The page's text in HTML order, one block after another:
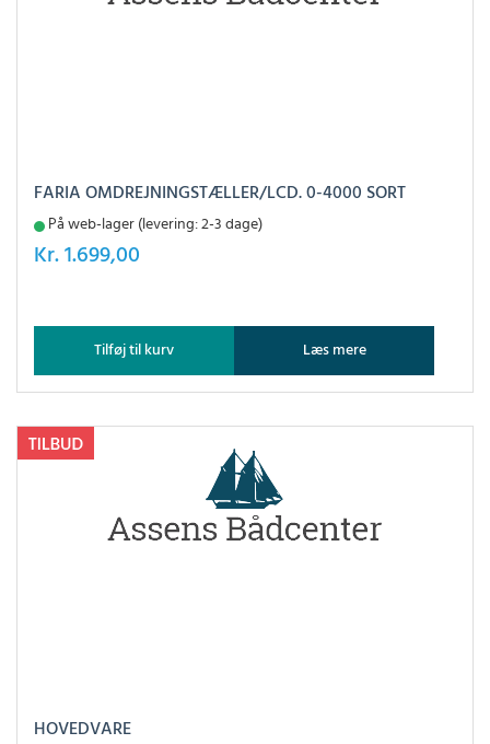
FARIA OMDREJNINGSTÆLLER/LCD. 0-4000 SORT
På web-lager (levering: 2-3 dage)
Kr.1.699,00
Tilføj til kurv Læs mere
HOVEDVARE